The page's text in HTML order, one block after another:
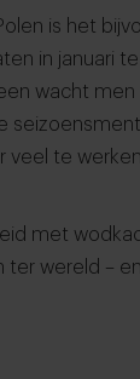
is het
in januari te
wacht
veel te
met
ter wereld – en